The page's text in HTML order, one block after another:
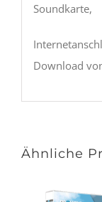
Soundkarte,
Download
Ähnliche